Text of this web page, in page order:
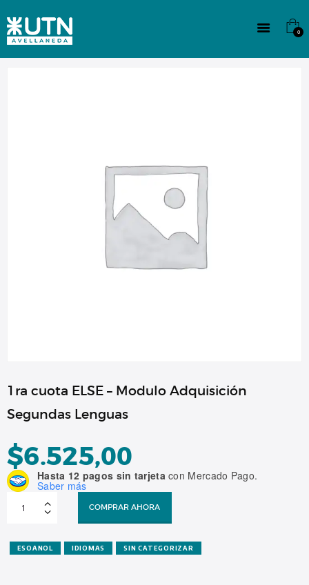
0
CULTURA
1ra cuota ELSE – Modulo Adquisición
Segundas Lenguas
$6.525,00
Hasta 12 pagos sin tarjetacon Mercado Pago.
Saber más
cuota
ELSE
Adquisición
Segundas
COMPRAR AHORA
ESOANOL IDIOMAS SIN CATEGORIZAR